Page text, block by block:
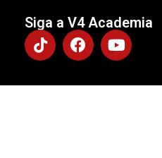
Siga a V4 Academia